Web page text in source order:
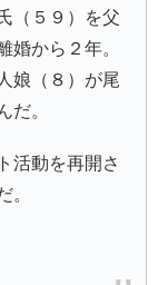
（５９）を父
婚から２年。
娘（８）が尾
だ。
活動を再開さ
。